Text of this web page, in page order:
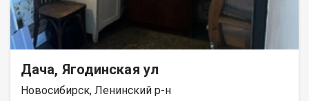
Дача, Ягодинская ул
Новосибирск, Ленинский р-н